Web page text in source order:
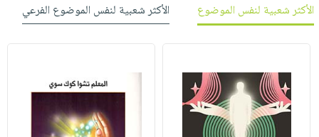
الأكثر شعبية لنفس الموضوع
الأكثر شعبية لنفس الموضوع الفرعي